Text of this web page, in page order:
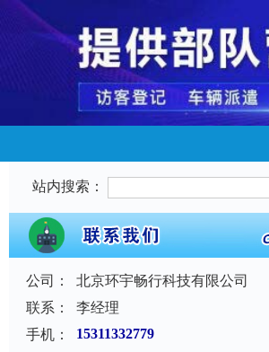
站内搜索：
公司：
北京环宇畅行科技有限公司
联系：
李经理
手机：
15311332779